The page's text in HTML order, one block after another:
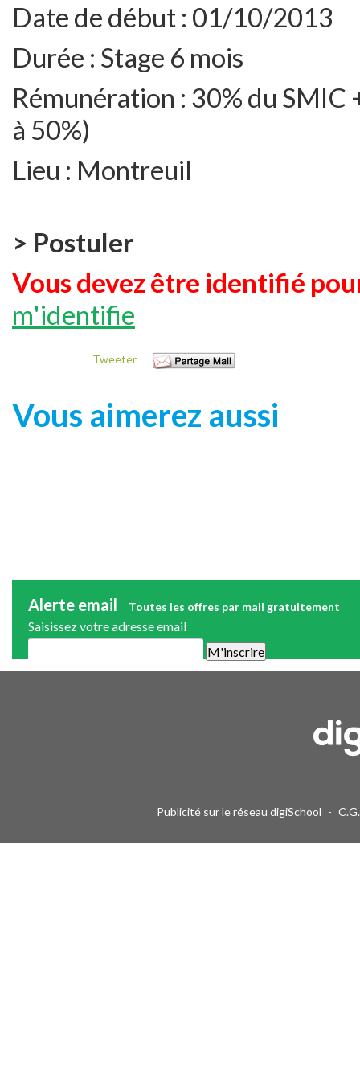
Date de début : 01/10/2013
Durée : Stage 6 mois
Rémunération : 30% du SMIC
à 50%)
Lieu : Montreuil
> Postuler
Vous devez être identifié
m'identifie
Tweeter
Vous aimerez aussi
Alerte email Toutes les offres par mail gratuitement
Saisissez votre adresse email
Publicité sur le réseau digiSchool -